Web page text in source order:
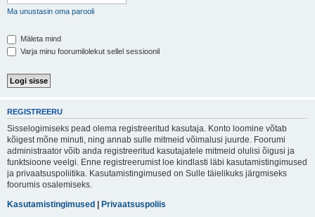
Ma unustasin oma parooli
Mäleta mind
Varja minu foorumilolekut sellel sessioonil
REGISTREERU
Sisselogimiseks pead olema registreeritud kasutaja. Konto loomine võtab
kõigest mõne minuti, ning annab sulle mitmeid võimalusi juurde. Foorumi
administraator võib anda registreeritud kasutajatele mitmeid olulisi õigusi ja
funktsioone veelgi. Enne registreerumist loe kindlasti läbi kasutamistingimused
ja privaatsuspoliitika. Kasutamistingimused on Sulle täielikuks järgmiseks
foorumis osalemiseks.
Kasutamistingimused | Privaatsuspoliis